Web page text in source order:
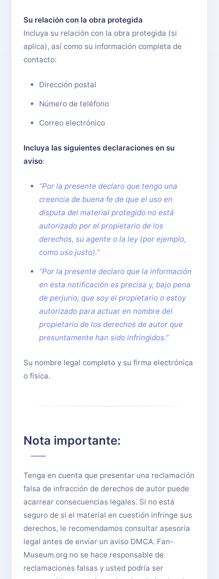
Su relación con la obra protegida
Incluya su relación con la obra protegida (si
aplica), así como su información completa de
contacto:
Dirección postal
Número de teléfono
Correo electrónico
Incluya las siguientes declaraciones en su
aviso:
“Por la presente declaro que tengo una
creencia de buena fe de que el uso en
disputa del material protegido no está
autorizado por el propietario de los
derechos, su agente o la ley (por ejemplo,
como uso justo).”
“Por la presente declaro que la información
en esta notificación es precisa y, bajo pena
de perjurio, que soy el propietario o estoy
autorizado para actuar en nombre del
propietario de los derechos de autor que
presuntamente han sido infringidos.”
Su nombre legal completo y su firma electrónica
o física.
Nota importante:
Tenga en cuenta que presentar una reclamación
falsa de infracción de derechos de autor puede
acarrear consecuencias legales. Si no está
seguro de si el material en cuestión infringe sus
derechos, le recomendamos consultar asesoría
legal antes de enviar un aviso DMCA. Fan-
Museum.org no se hace responsable de
reclamaciones falsas y usted podría ser